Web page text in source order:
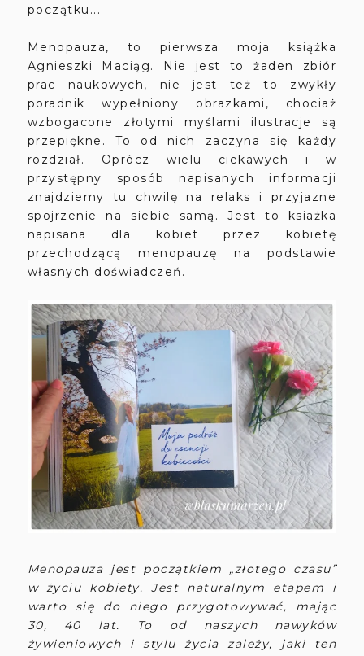
początku...
Menopauza, to pierwsza moja książka
Agnieszki Maciąg. Nie jest to żaden zbiór
prac naukowych, nie jest też to zwykły
poradnik wypełniony obrazkami, chociaż
wzbogacone złotymi myślami ilustracje są
przepiękne. To od nich zaczyna się każdy
rozdział. Oprócz wielu ciekawych i w
przystępny sposób napisanych informacji
znajdziemy tu chwilę na relaks i przyjazne
spojrzenie na siebie samą. Jest to ksiażka
napisana dla kobiet przez kobietę
przechodzącą menopauzę na podstawie
własnych doświadczeń.
Menopauza jest początkiem „złotego czasu”
w życiu kobiety. Jest naturalnym etapem i
warto się do niego przygotowywać, mając
30, 40 lat. To od naszych nawyków
żywieniowych i stylu życia zależy, jaki ten